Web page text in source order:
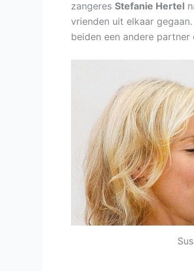
zangeres Stefanie Hertel
vrienden uit elkaar
beiden een andere